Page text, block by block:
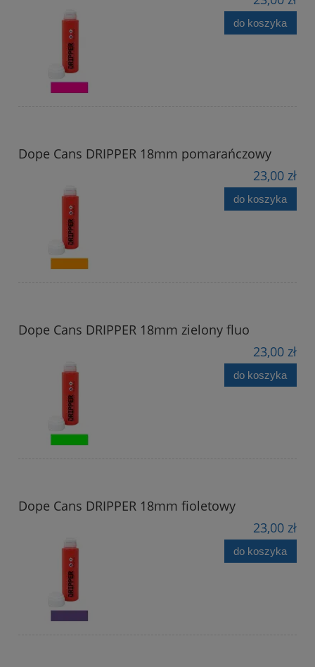
do koszyka
Dope Cans DRIPPER 18mm pomarańczowy
23,00 zł
do koszyka
Dope Cans DRIPPER 18mm zielony fluo
23,00 zł
do koszyka
Dope Cans DRIPPER 18mm fioletowy
23,00 zł
do koszyka